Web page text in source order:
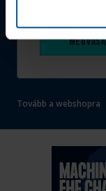
Tovább a webshopra